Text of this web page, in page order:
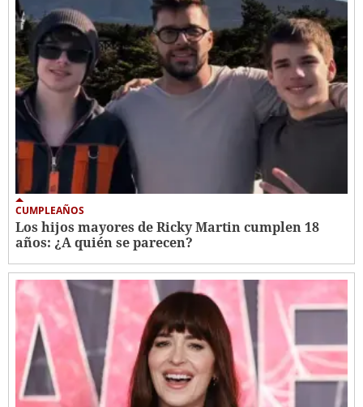
CUMPLEAÑOS
Los hijos mayores de Ricky Martin cumplen 18
años: ¿A quién se parecen?